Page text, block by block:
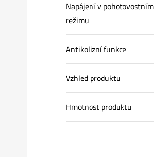
Napájení v pohotovostním
režimu
Antikolizní funkce
Vzhled produktu
Hmotnost produktu